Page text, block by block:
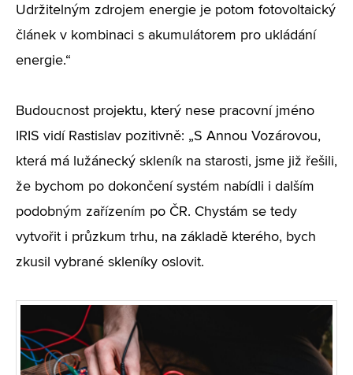
Udržitelným zdrojem energie je potom fotovoltaický
článek v kombinaci s akumulátorem pro ukládání
energie.“
Budoucnost projektu, který nese pracovní jméno
IRIS vidí Rastislav pozitivně: „S Annou Vozárovou,
která má lužánecký skleník na starosti, jsme již řešili,
že bychom po dokončení systém nabídli i dalším
podobným zařízením po ČR. Chystám se tedy
vytvořit i průzkum trhu, na základě kterého, bych
zkusil vybrané skleníky oslovit.